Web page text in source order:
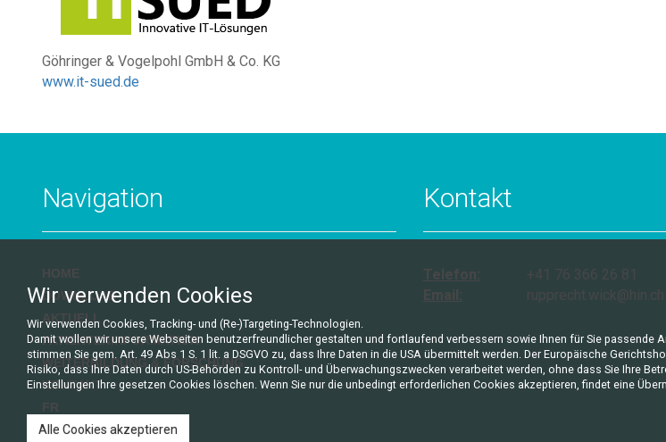
Wir verwenden Cookies
Wir verwenden Cookies, Tracking- und (Re-)Targeting-Technologien.
Damit wollen wir unsere Webseiten benutzerfreundlicher gestalten und fortlaufend verbessern sowie Ihnen für Sie passende
stimmen Sie gem. Art. 49 Abs 1 S. 1 lit. a DSGVO zu, dass Ihre Daten in die USA übermittelt werden. Der Europäische
Risiko, dass Ihre Daten durch US-Behörden zu Kontroll- und Überwachungszwecken verarbeitet werden, ohne dass Sie Ihre
Einstellungen Ihre gesetzen Cookies löschen. Wenn Sie nur die unbedingt erforderlichen Cookies akzeptieren, findet eine
Alle Cookies akzeptieren
Göhringer & Vogelpohl GmbH & Co. KG
www.it-sued.de
Navigation
HOME
DOWNLOAD
AKTUELL
PATIENTENINFORMATION
WEITERBILDUNG & FORSCHUNG
KONTAKT
FR
LINKS
Kontakt
Telefon: + 41 76 366 26 81
Email:
rupprecht.wick@hin.ch